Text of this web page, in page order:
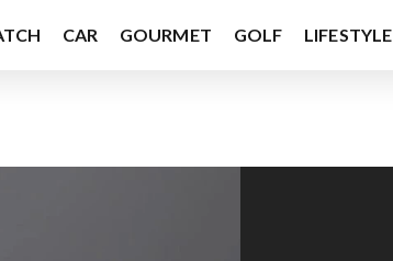
CAR GOURMET GOLF LIFESTYLE